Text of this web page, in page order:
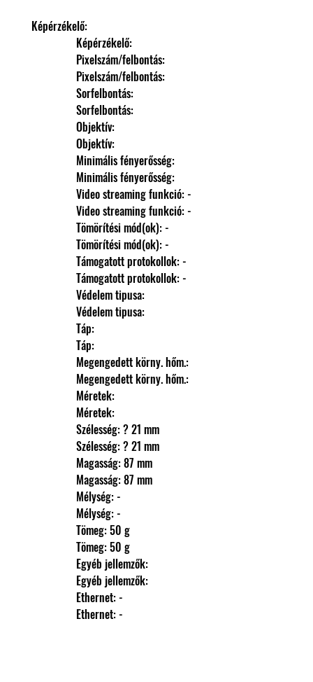
Képérzékelő:
                Képérzékelő:
                Pixelszám/felbontás:
                Pixelszám/felbontás:
                Sorfelbontás:
                Sorfelbontás:
                Objektív:
                Objektív:
                Minimális fényerősség:
                Minimális fényerősség:
                Video streaming funkció: -
                Video streaming funkció: -
                Tömörítési mód(ok): -
                Tömörítési mód(ok): -
                Támogatott protokollok: -
                Támogatott protokollok: -
                Védelem tipusa:
                Védelem tipusa:
                Táp:
                Táp:
                Megengedett körny. hőm.:
                Megengedett körny. hőm.:
                Méretek:
                Méretek:
                Szélesség: ? 21 mm
                Szélesség: ? 21 mm
                Magasság: 87 mm
                Magasság: 87 mm
                Mélység: -
                Mélység: -
                Tömeg: 50 g
                Tömeg: 50 g
                Egyéb jellemzők:
                Egyéb jellemzők:
                Ethernet: -
                Ethernet: -